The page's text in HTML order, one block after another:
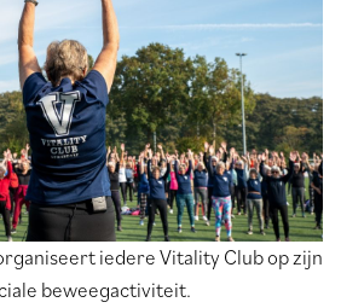
iedere Vitality Club op zijn
beweegactiviteit.